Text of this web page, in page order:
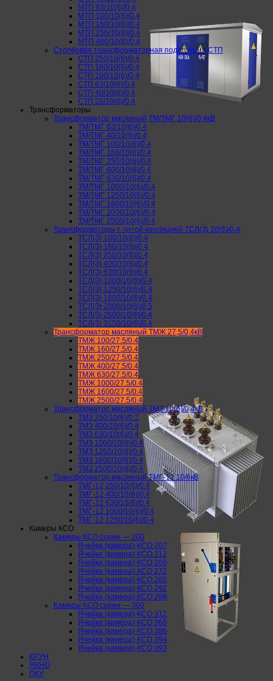
МТП 63/10(6)/0,4
МТП 100/10(6)/0,4
МТП 160/10(6)/0,4
МТП 250/10(6)/0,4
МТП 400/10(6)/0,4
Столбовая трансформаторная подстанция СТП
СТП 250/10(6)/0,4
СТП 160/10(6)/0,4
СТП 100/10(6)/0,4
СТП 63/10(6)/0,4
СТП 40/10(6)/0,4
СТП 25/10(6)/0,4
Трансформаторы
Трансформатор масляный ТМ/ТМГ 10(6)/0,4кВ
ТМ/ТМГ 63/10(6)/0.4
ТМ/ТМГ 40/10(6)/0.4
ТМ/ТМГ 100/10(6)/0.4
ТМ/ТМГ 160/10(6)/0.4
ТМ/ТМГ 250/10(6)/0.4
ТМ/ТМГ 400/10(6)/0.4
ТМ/ТМГ 630/10(6)/0.4
ТМ/ТМГ 1000/10(6)/0.4
ТМ/ТМГ 1250/10(6)/0.4
ТМ/ТМГ 1600/10(6)/0.4
ТМ/ТМГ 2000/10(6)/0.4
ТМ/ТМГ 2500/10(6)/0.4
Трансформаторы с литой изоляцией ТСЛ(З) 10(6)/0,4
ТСЛ(З) 100/10(6)/0.4
ТСЛ(З) 160/10(6)/0.4
ТСЛ(З) 250/10(6)/0.4
ТСЛ(З) 400/10(6)/0.4
ТСЛ(З) 630/10(6)/0.4
ТСЛ(З) 1000/10(6)/0.4
ТСЛ(З) 1250/10(6)/0.4
ТСЛ(З) 1600/10(6)/0.4
ТСЛ(З) 2000/10(6)/0.5
ТСЛ(З) 2500/10(6)/0.4
ТСЛ(З) 3150/10(6)/0.4
Трансформатор масляный ТМЖ 27,5/0,4кВ
ТМЖ 100/27.5/0.4
ТМЖ 160/27.5/0.4
ТМЖ 250/27.5/0.4
ТМЖ 400/27.5/0.4
ТМЖ 630/27.5/0.4
ТМЖ 1000/27.5/0.4
ТМЖ 1600/27.5/0.4
ТМЖ 2500/27.5/0.4
Трансформатор масляный ТМЗ 10(6)/0,4кВ
ТМЗ 250/10(6)/0.2
ТМЗ 400/10(6)/0.4
ТМЗ 630/10(6)/0.4
ТМЗ 1000/10(6)/0.4
ТМЗ 1250/10(6)/0.4
ТМЗ 1600/10(6)/0.4
ТМЗ 2500/10(6)/0.4
Трансформатор масляный ТМГ-12 10/6кВ
ТМГ-12 250/10(6)/0.4
ТМГ-12 400/10(6)/0.4
ТМГ-12 630/10(6)/0.4
ТМГ-12 1000/10(6)/0.4
ТМГ-12 1250/10(6)/0.4
Камеры КСО
Камеры КСО серии — 200
Ячейка (камера)-КСО 207
Ячейка (камера)-КСО 212
Ячейка (камера)-КСО 266
Ячейка (камера)-КСО 272
Ячейка (камера)-КСО 285
Ячейка (камера)-КСО 292
Ячейка (камера)-КСО 298
Камеры КСО серии — 300
Ячейка (камера)-КСО 312
Ячейка (камера)-КСО 366
Ячейка (камера)-КСО 386
Ячейка (камера)-КСО 394
Ячейка (камера)-КСО 393
КРУН
ЯКНО
ПКУ